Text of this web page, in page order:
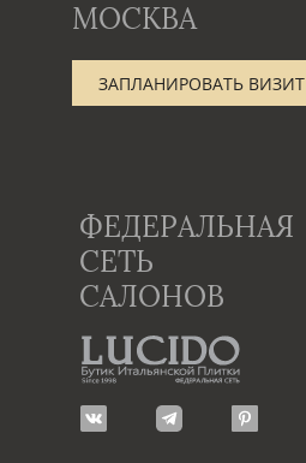
МОСКВА
ЗАПЛАНИРОВАТЬ ВИЗИТ
ФЕДЕРАЛЬНАЯ
СЕТЬ
САЛОНОВ